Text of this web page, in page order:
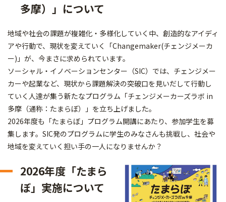
多摩）」について
地域や社会の課題が複雑化・多様化していく中、創造的なアイディ
アや行動で、現状を変えていく「Changemaker(チェンジメーカ
ー)」が、今まさに求められています。
ソーシャル・イノベーションセンター（SIC）では、チェンジメー
カーや起業など、現状から課題解決の突破口を見いだして行動し
ていく人達が集う新たなプログラム「チェンジメーカーズラボ in
多摩（通称：たまらぼ）」を立ち上げました。
2026年度も「たまらぼ」プログラム開講にあたり、参加学生を募
集します。SIC発のプログラムに学生のみなさんも挑戦し、社会や
地域を変えていく担い手の一人になりませんか？
2026年度「たまら
ぼ」実施について